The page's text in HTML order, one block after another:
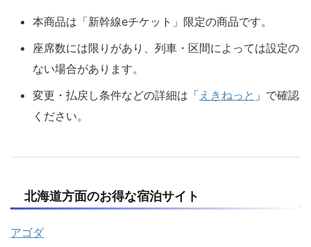
本商品は「新幹線eチケット」限定の商品です。
座席数には限りがあり、列車・区間によっては設定の
ない場合があります。
変更・払戻し条件などの詳細は「 えきねっと 」で確認
ください。
北海道方面のお得な宿泊サイト
アゴダ